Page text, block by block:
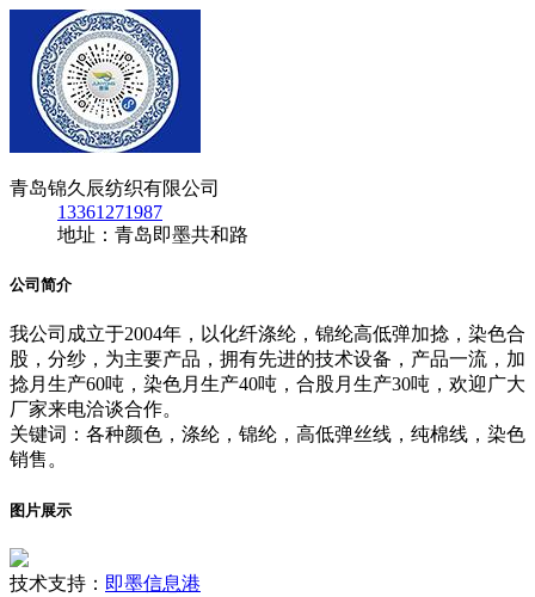
青岛锦久辰纺织有限公司
13361271987
地址：青岛即墨共和路
公司简介
我公司成立于2004年，以化纤涤纶，锦纶高低弹加捻，染色合
股，分纱，为主要产品，拥有先进的技术设备，产品一流，加
捻月生产60吨，染色月生产40吨，合股月生产30吨，欢迎广大
厂家来电洽谈合作。
关键词：各种颜色，涤纶，锦纶，高低弹丝线，纯棉线，染色
销售。
图片展示
技术支持： 即墨信息港